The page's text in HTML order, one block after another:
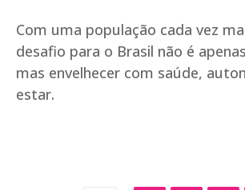
Com uma população cada vez
desafio para o Brasil não é
mas envelhecer com saúde,
estar.